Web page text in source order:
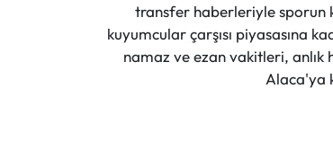
transfer haberleriyle sporun
kuyumcular çarşısı piyasasına
namaz ve ezan vakitleri,
Alaca'ya